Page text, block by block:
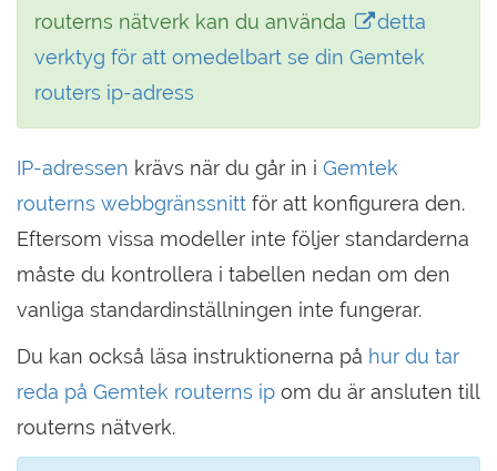
routerns nätverk kan du använda
detta
verktyg för att omedelbart se din Gemtek
routers ip-adress
IP-adressen krävs när du går in i Gemtek
routerns webbgränssnitt för att konfigurera den.
Eftersom vissa modeller inte följer standarderna
måste du kontrollera i tabellen nedan om den
vanliga standardinställningen inte fungerar.
Du kan också läsa instruktionerna på hur du tar
reda på Gemtek routerns ip om du är ansluten till
routerns nätverk.